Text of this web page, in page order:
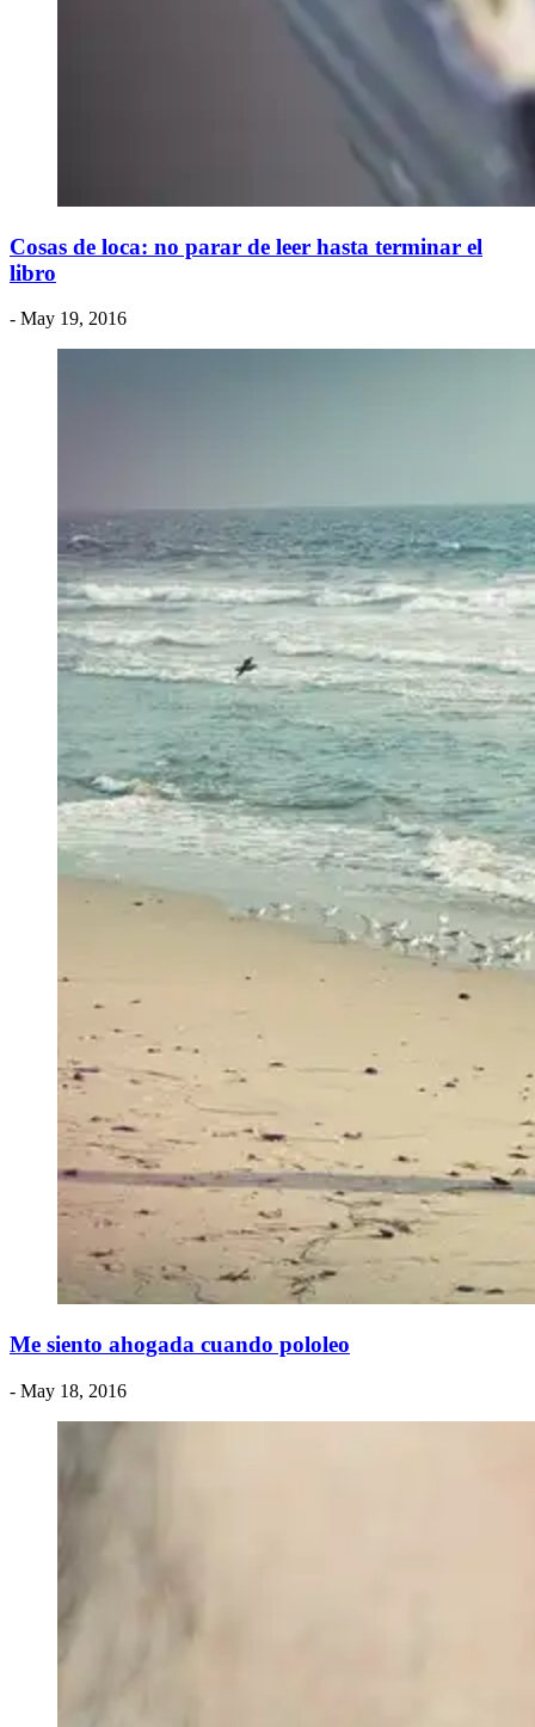
Cosas de loca: no parar de leer hasta terminar el
libro
- May 19, 2016
Me siento ahogada cuando pololeo
- May 18, 2016